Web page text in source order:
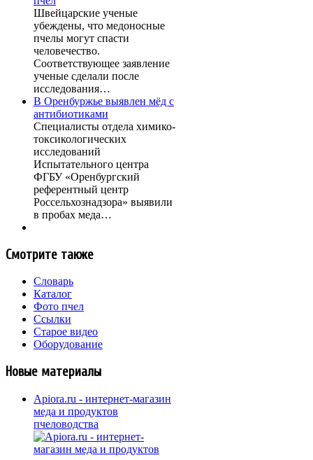
Швейцарские ученые
убеждены, что медоносные
пчелы могут спасти
человечество.
Соответствующее заявление
ученые сделали после
исследования…
В Оренбуржье выявлен мёд с
антибиотиками
Специалисты отдела химико-
токсикологических
исследований
Испытательного центра
ФГБУ «Оренбургский
референтный центр
Россельхознадзора» выявили
в пробах меда…
Смотрите также
Словарь
Каталог
Фото пчел
Ссылки
Старое видео
Оборудование
Новые материалы
Apiora.ru - интернет-магазин
меда и продуктов
пчеловодства